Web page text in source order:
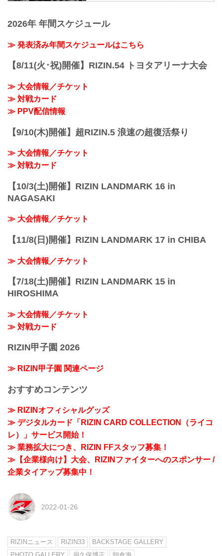
第6試合 シバター vs. 久保優太
（LOSE）朝倉海 vs. 扇久保博正（WIN）
≫ 試合結果詳細
ルト・サトシ...
イジン ファイティング フェデレーショ
いきます。
2026年 年間スケジュール
≫ 発表済み年間スケジュールはこちら
【8/11(火･祝)開催】RIZIN.54 トヨタアリーナ大会
≫ 大会情報／チケット
≫ 対戦カード
≫ PPV配信情報
【9/10(木)開催】超RIZIN.5 浪速の超復活祭り
≫ 大会情報／チケット
≫ 対戦カード
【10/3(土)開催】RIZIN LANDMARK 16 in
NAGASAKI
≫ 大会情報／チケット
【11/8(日)開催】RIZIN LANDMARK 17 in CHIBA
≫ 大会情報／チケット
【7/18(土)開催】RIZIN LANDMARK 15 in
HIROSHIMA
≫ 大会情報／チケット
≫ 対戦カード
RIZIN甲子園 2026
≫ RIZIN甲子園 関連ページ
おすすめコンテンツ
≫ RIZINオフィシャルグッズ
≫ デジタルカード「RIZIN CARD COLLECTION（ライコ
レ）」サービス開始！
≫ 業務拡大につき、RIZIN FFスタッフ募集！
≫【企業様向け】大会、RIZINファイターへのスポンサー /
企業タイアップ募集中！
2022-01-26
RIZINニュース RIZIN33
BACKSTAGE GALLERY